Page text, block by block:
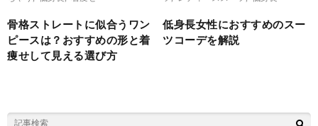
骨格ストレートに似合うワン
ピースは？おすすめの形と着
痩せして見える選び方
低身長女性におすすめのスー
ツコーデを解説